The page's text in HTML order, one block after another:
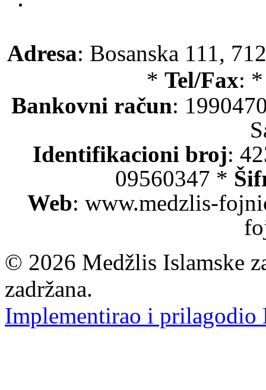
Adresa: Bosanska 111,
* Tel/Fax:
Bankovni račun:
Identifikacioni broj:
09560347 *
Web: www.medzlis-
© 2026 Medžlis Islamske
zadržana.
Implementirao i prilagodio